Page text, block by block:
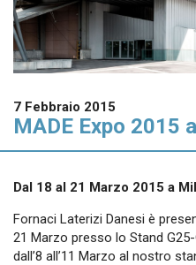
Normablok
7 Febbraio 2015
MADE Expo 2015
Dal 18 al 21 Marzo 2015 a
Fornaci Laterizi Danesi è
21 Marzo presso lo Stand
dall’8 all’11 Marzo al nostro